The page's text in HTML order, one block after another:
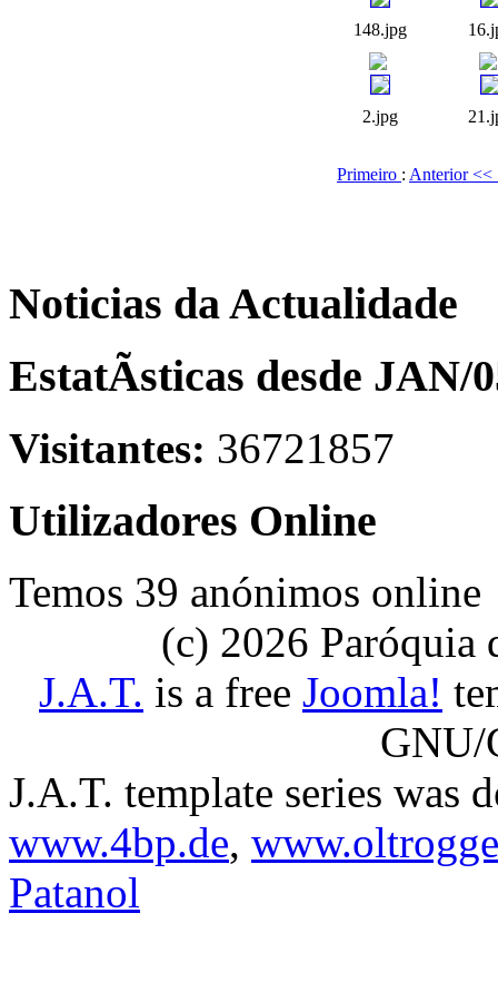
148.jpg
2.jpg
Primeiro : Anterior <<
Noticias da Actualidade
EstatÃ­sticas desde JAN/
Visitantes: 36721857
Utilizadores Online
Temos 39 anónimos online
(c) 2026 Paróquia
J.A.T. is a free Joomla!
GNU/
J.A.T. template series was
www.4bp.de,
Patanol